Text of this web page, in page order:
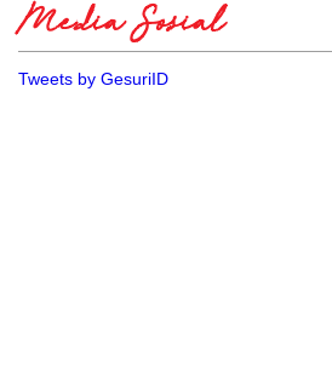
Media Sosial
Tweets by GesuriID